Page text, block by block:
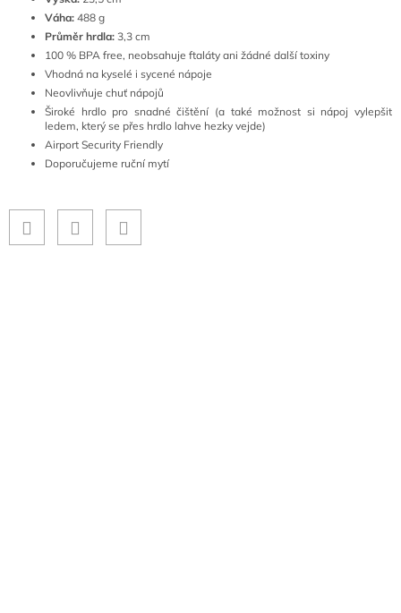
Váha: 488 g
Průměr hrdla: 3,3 cm
100 % BPA free, neobsahuje ftaláty ani žádné další toxiny
Vhodná na kyselé i sycené nápoje
Neovlivňuje chuť nápojů
Široké hrdlo pro snadné čištění (a také možnost si nápoj vylepšit
ledem, který se přes hrdlo lahve hezky vejde)
Airport Security Friendly
Doporučujeme ruční mytí